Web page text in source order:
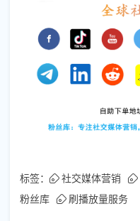
标签： 社交媒体营销
粉丝库
刷播放量服务